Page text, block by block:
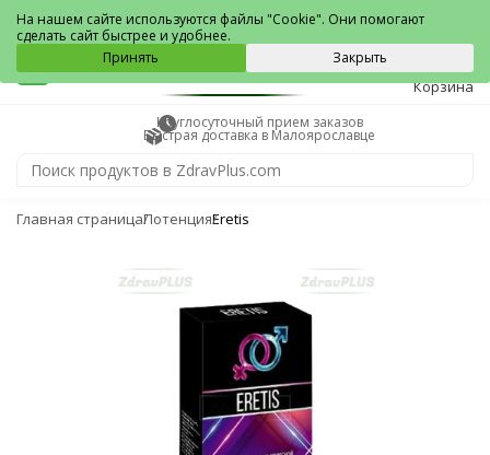
Малоярославец
0
Корзина
Круглосуточный прием заказов
Быстрая доставка в Малоярославце
Главная страницаПотенцияEretis
На нашем сайте используются файлы "Cookie". Они помогают
сделать сайт быстрее и удобнее.
Принять
Закрыть